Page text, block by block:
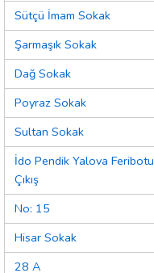
Sütçü İmam Sokak
Şarmaşık Sokak
Dağ Sokak
Poyraz Sokak
Sultan Sokak
İdo Pendik Yalova Feribotu
Çıkış
No: 15
Hisar Sokak
28 A